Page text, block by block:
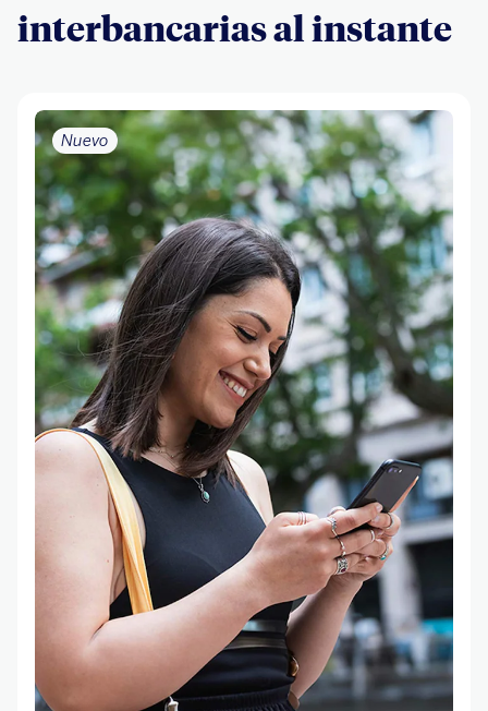
interbancarias al instante
Nuevo